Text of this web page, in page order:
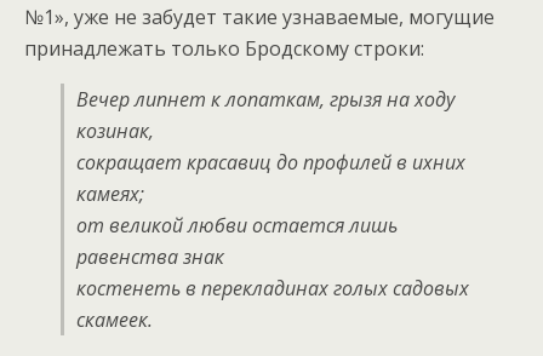
№1», уже не забудет такие узнаваемые, могущие
принадлежать только Бродскому строки:
Вечер липнет к лопаткам, грызя на ходу
козинак,
сокращает красавиц до профилей в ихних
камеях;
от великой любви остается лишь
равенства знак
костенеть в перекладинах голых садовых
скамеек.